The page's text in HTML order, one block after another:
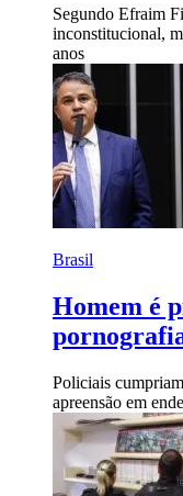
Segundo Efraim
inconstitucional,
anos
Brasil
Homem é
Policiais
apreensão em